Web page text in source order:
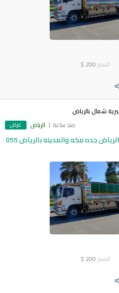
السعر 200
$
شمال بالرياض
منذ ساعة
الرياض عرض
حقين نقل عفش داخل بالرياض جده مكه والمدينه بالرياض 055
السعر 200
$